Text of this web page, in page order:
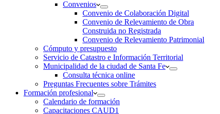
Convenios
Convenio de Colaboración Digital
Convenio de Relevamiento de Obra
Construida no Registrada
Convenio de Relevamiento Patrimonial
Cómputo y presupuesto
Servicio de Catastro e Información Territorial
Municipalidad de la ciudad de Santa Fe
Consulta técnica online
Preguntas Frecuentes sobre Trámites
Formación profesional
Calendario de formación
Capacitaciones CAUD1